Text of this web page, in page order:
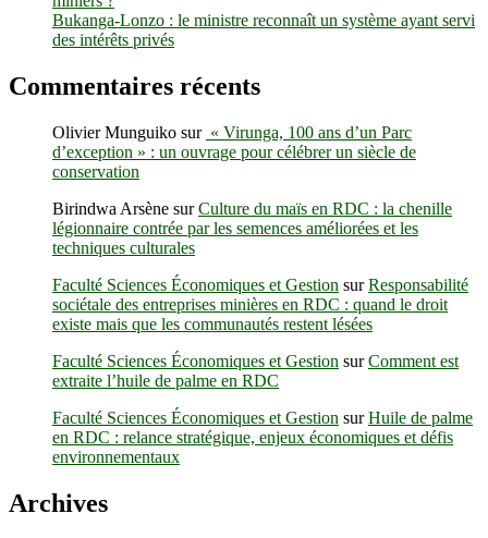
Bukanga-Lonzo : le ministre reconnaît un système ayant servi
des intérêts privés
Commentaires récents
Olivier Munguiko sur « Virunga, 100 ans d’un Parc
d’exception » : un ouvrage pour célébrer un siècle de
conservation
Birindwa Arsène surCulture du maïs en RDC : la chenille
légionnaire contrée par les semences améliorées et les
techniques culturales
Faculté Sciences Économiques et Gestion surResponsabilité
sociétale des entreprises minières en RDC : quand le droit
existe mais que les communautés restent lésées
Faculté Sciences Économiques et Gestion surComment est
extraite l’huile de palme en RDC
Faculté Sciences Économiques et Gestion surHuile de palme
en RDC : relance stratégique, enjeux économiques et défis
environnementaux
Archives